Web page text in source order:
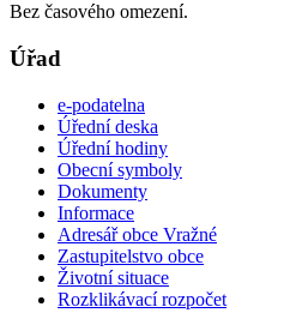
Bez časového omezení.
Úřad
e-podatelna
Úřední deska
Úřední hodiny
Obecní symboly
Dokumenty
Informace
Adresář obce Vražné
Zastupitelstvo obce
Životní situace
Rozklikávací rozpočet